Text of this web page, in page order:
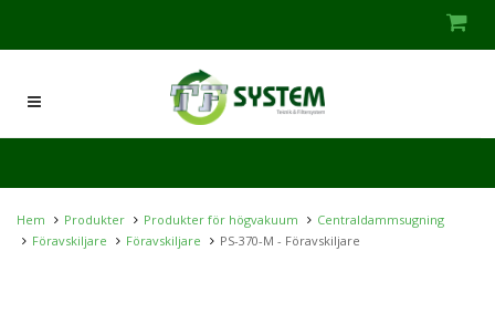
Hem Produkter Produkter för högvakuum
Centraldammsugning
Föravskiljare
Föravskiljare PS-370-M - Föravskiljare